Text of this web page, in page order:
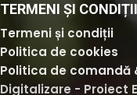
TERMENI ȘI CONDIȚII
Termeni și condiții
Politica de cookies
Politica de comandă
Digitalizare - Proiect